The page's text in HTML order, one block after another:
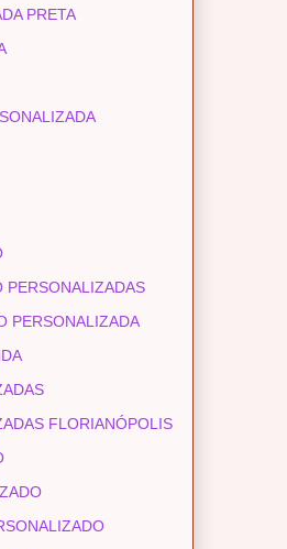
PRETA
PERSONALIZADAS
PERSONALIZADA
FLORIANÓPOLIS